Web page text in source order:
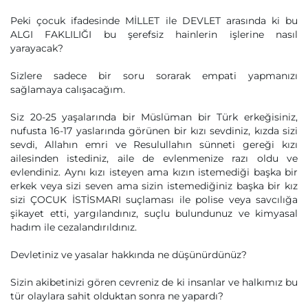
Peki çocuk ifadesinde MİLLET ile DEVLET arasında ki bu
ALGI FAKLILIĞI bu şerefsiz hainlerin işlerine nasıl
yarayacak?
Sizlere sadece bir soru sorarak empati yapmanızı
sağlamaya calışacağım.
Siz 20-25 yaşalarında bir Müslüman bir Türk erkeğisiniz,
nufusta 16-17 yaslarında görünen bir kızı sevdiniz, kızda sizi
sevdi, Allahın emri ve Resulullahın sünneti gereği kızı
ailesinden istediniz, aile de evlenmenize razı oldu ve
evlendiniz. Aynı kızı isteyen ama kızın istemediği başka bir
erkek veya sizi seven ama sizin istemediğiniz başka bir kız
sizi ÇOCUK İSTİSMARI suçlaması ile polise veya savcılığa
şikayet etti, yargılandınız, suçlu bulundunuz ve kimyasal
hadım ile cezalandırıldınız.
Devletiniz ve yasalar hakkında ne düşünürdünüz?
Sizin akibetinizi gören cevreniz de ki insanlar ve halkımız bu
tür olaylara sahit olduktan sonra ne yapardı?